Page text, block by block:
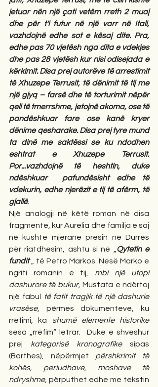
jetuar nën një çati vetëm rreth 2 muaj
dhe për t'i futur në një varr në Itali,
vazhdojnë edhe sot e kësaj dite. Pra,
edhe pas 70 vjetësh nga dita e vdekjes
dhe pas 28 vjetësh kur nisi odisejada e
kërkimit. Disa prej autorëve të arrestimit
të Xhuzepe Terrusit, të dënimit të tij me
një gjyq – farsë dhe të torturimit nëpër
qeli të tmerrshme, jetojnë akoma, ose të
pandëshkuar fare ose kanë kryer
dënime qesharake. Disa prej tyre mund
ta dinë me saktëssi se ku ndodhen
eshtrat e Xhuzepe Terrusit.
Por...vazhdojnë të heshtin, duke
ndëshkuar  pafundësisht edhe të
vdekurin, edhe njerëzit e tij të afërm, të
gjallë.
Një analogji në këtë roman në disa
fragmente, kur Aurelia dhe familja e saj
në kushte mjerane presin në Durrës
për riatdhesim, ashtu si në „ Qytetin e
fundit „ të Petro Markos. Nesë Marko e
ngriti romanin e tij, mbi një utopi
dashurore të bukur, Mustafa e ndërtoj
një fabul
të fatit tragjik të një dashurie
vrasëse, përmes dokumenteve, ku
rrëfimi, ka shumë elemente historike
sesa „rrëfim“ letrar.  Duke e shveshur
prej kategorisë kronografike sipas
(Barthes), nëpërmjet përshkrimit të
kohës, periudhave, moshave të
ndryshme, përputhet edhe me tekstin